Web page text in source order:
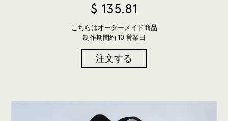
$ 135.81
こちらはオーダーメイド商品
制作期間約 10 営業日
注文する